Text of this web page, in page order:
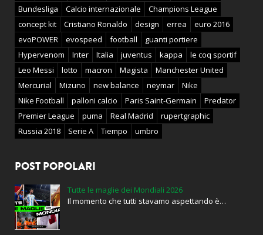
Bundesliga
Calcio internazionale
Champions League
concept kit
Cristiano Ronaldo design errea
euro 2016
evoPOWER
evospeed football
guanti portiere
Hypervenom
Inter Italia juventus kappa
le coq sportif
Leo Messi
lotto macron Magista
Manchester United
Mercurial
Mizuno new balance neymar
Nike
Nike Football
palloni calcio Paris Saint-Germain
Predator
Premier League
puma Real Madrid
rupertgraphic
Russia 2018
Serie A Tiempo umbro
POST POPOLARI
Tutte le maglie dei Mondiali 2026
Il momento che tutti stavamo aspettando è…